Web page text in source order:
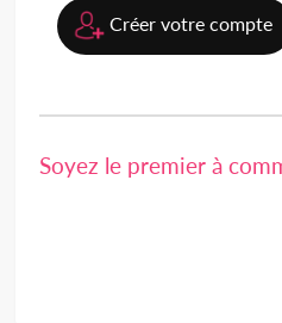
Créer votre compte
Soyez le premier à